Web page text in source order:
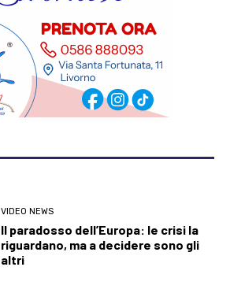
VIDEO NEWS
Il paradosso dell’Europa: le crisi la
riguardano, ma a decidere sono gli
altri